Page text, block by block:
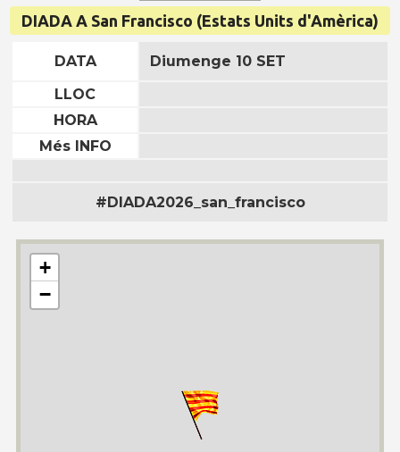
DIADA A San Francisco (Estats Units d'Amèrica)
DATA
Diumenge 10 SET
LLOC
HORA
Més INFO
#DIADA2026_san_francisco
+
−